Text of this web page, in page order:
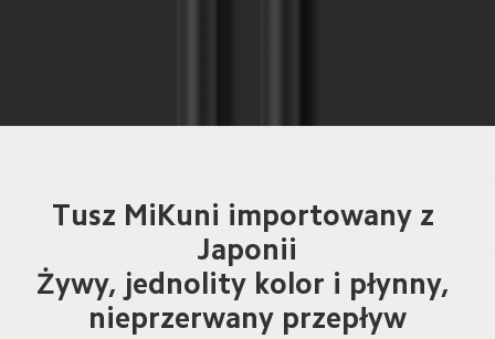
Tusz MiKuni importowany z
Japonii
Żywy, jednolity kolor i płynny,
nieprzerwany przepływ